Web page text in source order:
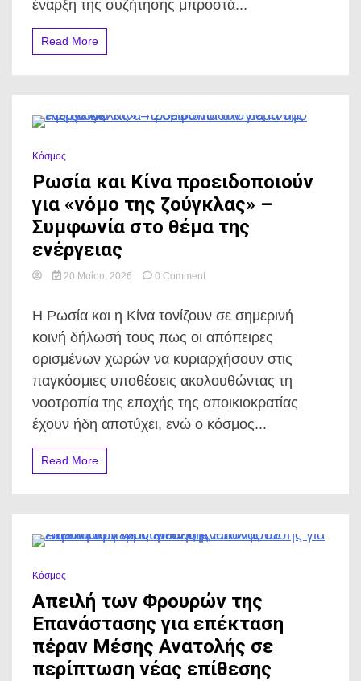
Τασούλα.
έναρξη της συζήτησης μπροστά...
Read More
Κόσμος
Ρωσία και Κίνα προειδοποιούν
για «νόμο της ζούγκλας» –
Συμφωνία στο θέμα της
ενέργειας
20 Μαΐου, 2026 0 Commenton
Κίνα
προειδοποιούν
«νόμο
της
–
Συμφωνία
Η Ρωσία και η Κίνα τονίζουν σε σημερινή
κοινή δήλωσή τους πως οι απόπειρες
ορισμένων χωρών να κυριαρχήσουν στις
παγκόσμιες υποθέσεις ακολουθώντας τη
νοοτροπία της εποχής της αποικιοκρατίας
έχουν ήδη αποτύχει, ενώ ο κόσμος...
Read More
Κόσμος
Απειλή των Φρουρών της
Επανάστασης για επέκταση
πέραν Μέσης Ανατολής σε
περίπτωση νέας επίθεσης